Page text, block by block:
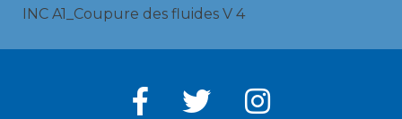
INC A1_Coupure des fluides V 4